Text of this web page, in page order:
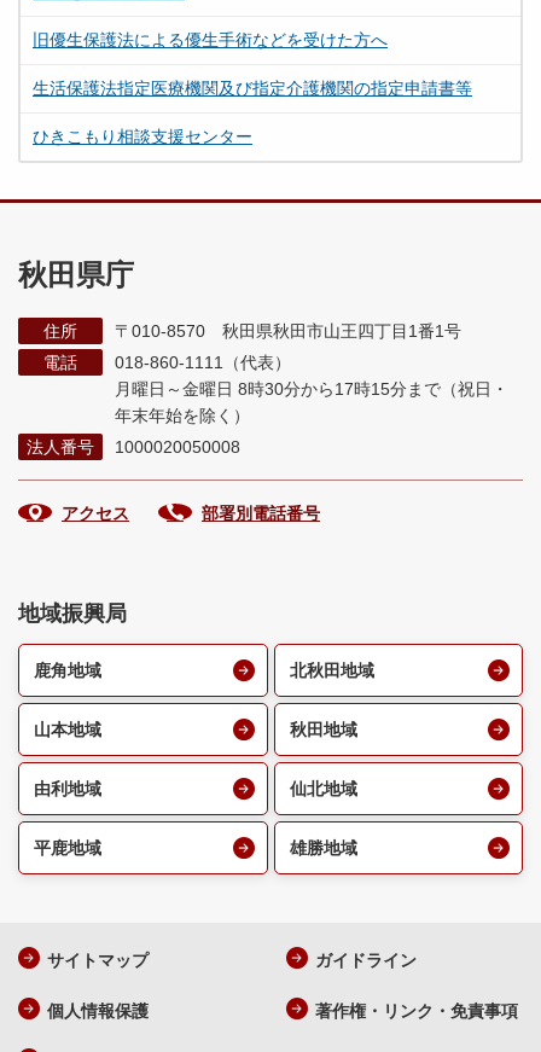
旧優生保護法による優生手術などを受けた方へ
生活保護法指定医療機関及び指定介護機関の指定申請書等
ひきこもり相談支援センター
秋田県庁
住所
〒010-8570 秋田県秋田市山王四丁目1番1号
電話
018-860-1111（代表）
月曜日～金曜日 8時30分から17時15分まで （祝日・
年末年始を除く）
法人番号
1000020050008
アクセス 部署別電話番号
地域振興局
鹿角地域 北秋田地域
山本地域 秋田地域
由利地域 仙北地域
平鹿地域 雄勝地域
サイトマップ ガイドライン
個人情報保護 著作権・リンク・免責事項